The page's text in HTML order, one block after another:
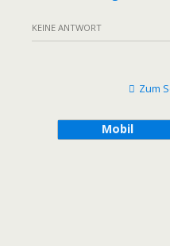
KEINE ANTWORT
Zum
Mobil